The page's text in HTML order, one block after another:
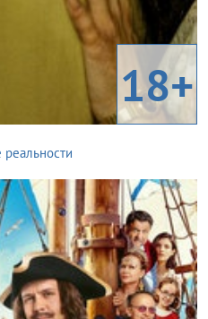
18+
реальности